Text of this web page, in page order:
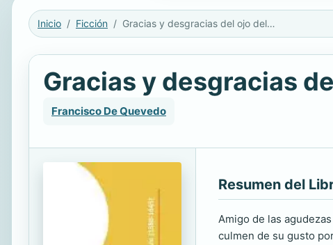
Inicio Ficción Gracias y desgracias del ojo del culo (1580-1645)
Gracias y desgracias
Francisco De Quevedo
Resumen del
Amigo de las
culmen de su gusto